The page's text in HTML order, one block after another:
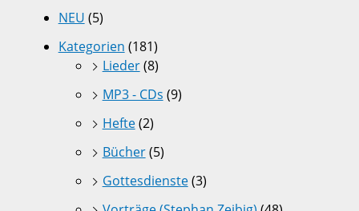
NEU (5)
Kategorien (181)
Lieder(8)
MP3 - CDs (9)
Hefte(2)
Bücher(5)
Gottesdienste(3)